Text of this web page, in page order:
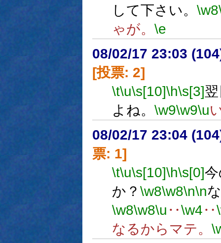
して下さい。 \w8
ゃが。 \e
08/02/17 23:03
[投票: 2]
\t\u\s[10]\h\s[3]
よね。 \w9\w9\u
08/02/17 23:04
票: 1]
\t\u\s[10]\h\s[0]
か？ \w8\w8\n\n
\w8\w8\u ‥\w4‥
なるからマテ。